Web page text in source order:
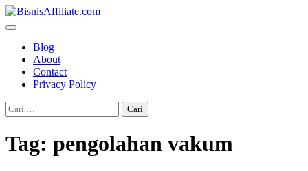
Skip
to
Blog
About
Contact
Privacy Policy
Cari
untuk:
Tag: pengolahan vakum